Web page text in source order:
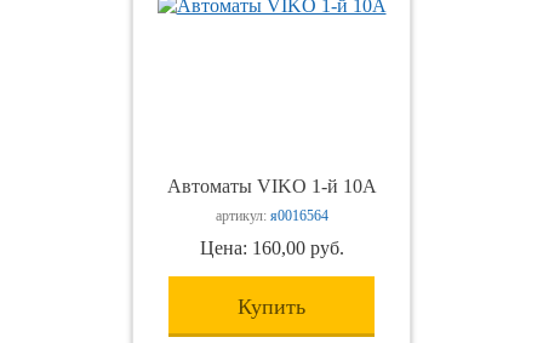
Автоматы VIKO 1-й 10А
артикул: я0016564
Цена: 160,00 руб.
Купить